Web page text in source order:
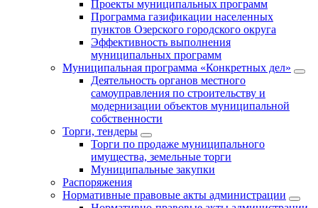
Проекты муниципальных программ
Программа газификации населенных
пунктов Озерского городского округа
Эффективность выполнения
муниципальных программ
Муниципальная программа «Конкретных дел»
Деятельность органов местного
самоуправления по строительству и
модернизации объектов муниципальной
собственности
Торги, тендеры
Торги по продаже муниципального
имущества, земельные торги
Муниципальные закупки
Распоряжения
Нормативные правовые акты администрации